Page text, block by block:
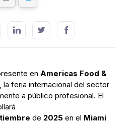
en Americas Food &
, la feria internacional del sector
a público profesional. El
de 2025 en el Miami